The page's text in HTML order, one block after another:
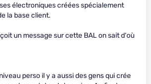
électroniques créées spécialement
la base client.
un message sur cette BAL on sait d'où
perso il y a aussi des gens qui crée